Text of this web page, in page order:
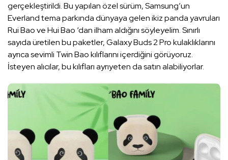
gerçekleştirildi. Bu yapılan özel sürüm, Samsung’un
Everland tema parkında dünyaya gelen ikiz panda yavruları
Rui Bao ve Hui Bao ‘dan ilham aldığını söyleyelim. Sınırlı
sayıda üretilen bu paketler, Galaxy Buds 2 Pro kulaklıklarını
ayrıca sevimli Twin Bao kılıflarını içerdiğini görüyoruz.
İsteyen alıcılar, bu kılıfları ayrıyeten da satın alabiliyorlar.